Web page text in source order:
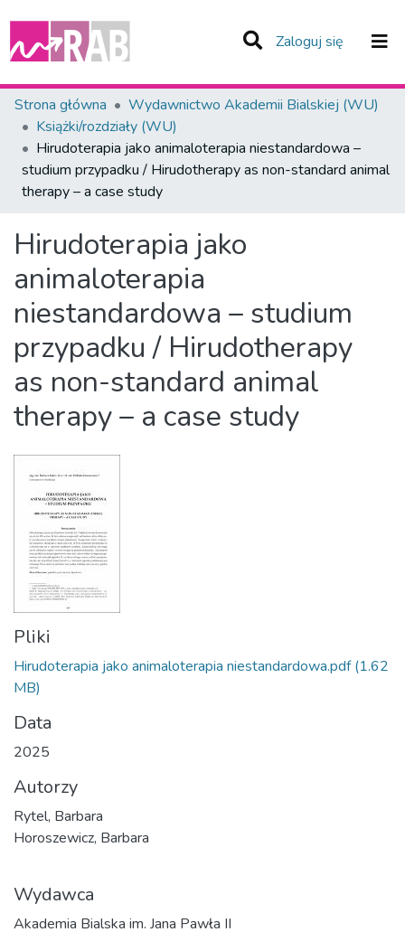
Zaloguj się (current)
Zespoły i Kolekcje
Statystyka
Całe Repozytorium
Strona główna
Wydawnictwo Akademii Bialskiej (WU)
Książki/rozdziały (WU)
Hirudoterapia jako animaloterapia niestandardowa –
studium przypadku / Hirudotherapy as non-standard animal
therapy – a case study
Hirudoterapia jako
animaloterapia
niestandardowa – studium
przypadku / Hirudotherapy
as non-standard animal
therapy – a case study
Pliki
Hirudoterapia jako animaloterapia niestandardowa.pdf (1.62
MB)
Data
2025
Autorzy
Rytel, Barbara
Horoszewicz, Barbara
Wydawca
Akademia Bialska im. Jana Pawła II